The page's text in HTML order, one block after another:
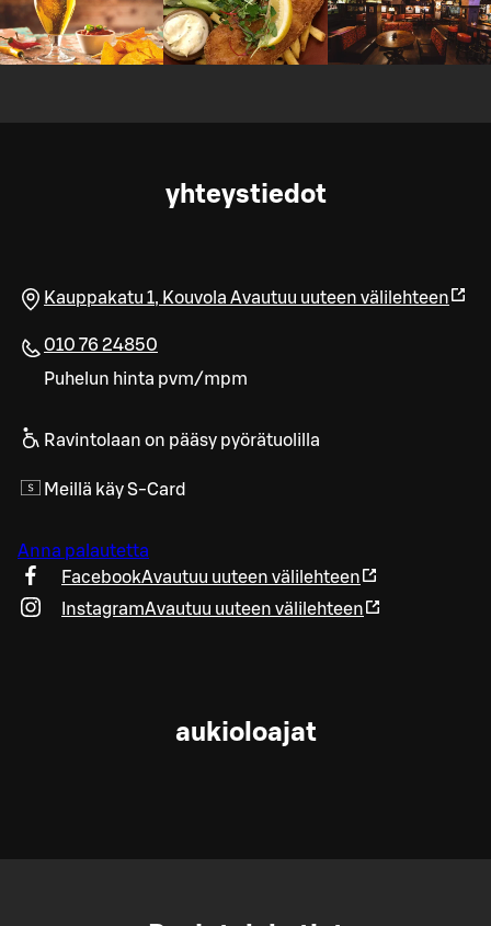
yhteystiedot
Kauppakatu 1, Kouvola Avautuu uuteen välilehteen
010 76 24850
Puhelun hinta pvm/mpm
Ravintolaan on pääsy pyörätuolilla
Meillä käy S-Card
Anna palautetta
FacebookAvautuu uuteen välilehteen
InstagramAvautuu uuteen välilehteen
aukioloajat